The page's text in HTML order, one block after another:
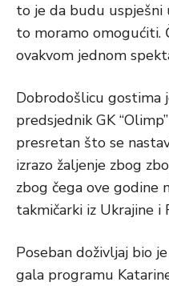
to je da budu
to moramo omogućiti.
ovakvom jednom
Dobrodošlicu gostima
predsjednik GK
presretan što se
izrazo žaljenje zbog
zbog čega ove godine
takmičarki iz Ukrajine i
Poseban doživljaj bio
gala programu